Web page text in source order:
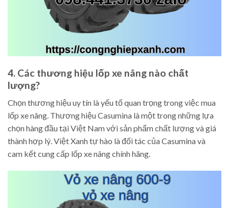
4. Các thương hiệu lốp xe nâng nào chất
lượng?
Chọn thương hiệu uy tín là yếu tố quan trọng trong việc mua
lốp xe nâng. Thương hiệu Casumina là một trong những lựa
chọn hàng đầu tại Việt Nam với sản phẩm chất lượng và giá
thành hợp lý. Việt Xanh tự hào là đối tác của Casumina và
cam kết cung cấp lốp xe nâng chính hãng.